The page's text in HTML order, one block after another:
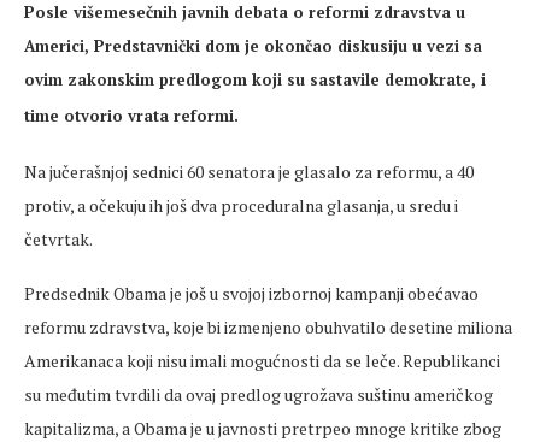
Posle višemesečnih javnih debata o reformi zdravstva u
Americi, Predstavnički dom je okončao diskusiju u vezi sa
ovim zakonskim predlogom koji su sastavile demokrate, i
time otvorio vrata reformi.
Na jučerašnjoj sednici 60 senatora je glasalo za reformu, a 40
protiv, a očekuju ih još dva proceduralna glasanja, u sredu i
četvrtak.
Predsednik Obama je još u svojoj izbornoj kampanji obećavao
reformu zdravstva, koje bi izmenjeno obuhvatilo desetine miliona
Amerikanaca koji nisu imali mogućnosti da se leče. Republikanci
su međutim tvrdili da ovaj predlog ugrožava suštinu američkog
kapitalizma, a Obama je u javnosti pretrpeo mnoge kritike zbog